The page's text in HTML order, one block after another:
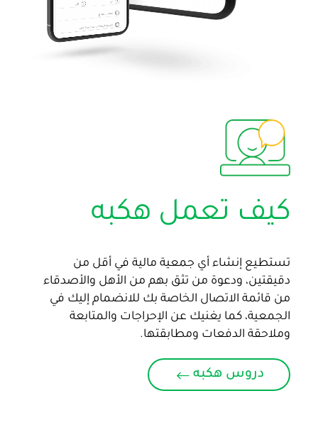
كيف تعمل هكبه
تستطيع إنشاء أي جمعية مالية في أقل من
دقيقتين، ودعوة من تثق بهم من الأهل والأصدقاء
من قائمة الاتصال الخاصة بك للانضمام إليك في
الجمعية، كما يغنيك عن الإحراجات والمتابعة
وملاحقة الدفعات ومطابقتها.
دروس هكبه